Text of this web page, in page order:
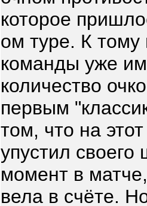
которое
ом туре. К
команды уже
количество
первым
том, что на
упустил
момент в
вела в счёте.